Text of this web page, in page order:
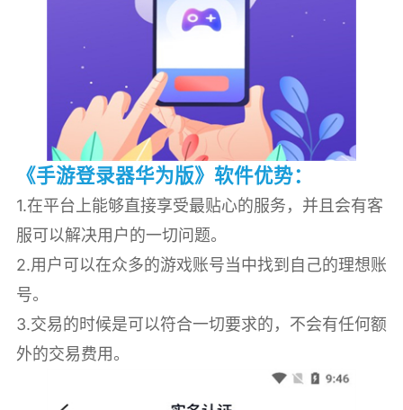
《手游登录器华为版》软件优势：
1.在平台上能够直接享受最贴心的服务，并且会有客
服可以解决用户的一切问题。
2.用户可以在众多的游戏账号当中找到自己的理想账
号。
3.交易的时候是可以符合一切要求的，不会有任何额
外的交易费用。